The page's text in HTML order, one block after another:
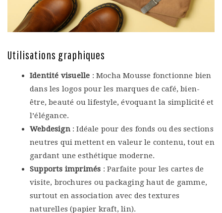
Utilisations graphiques
Identité visuelle : Mocha Mousse fonctionne bien
dans les logos pour les marques de café, bien-
être, beauté ou lifestyle, évoquant la simplicité et
l’élégance.
Webdesign: Idéale pour des fonds ou des sections
neutres qui mettent en valeur le contenu, tout en
gardant une esthétique moderne.
Supports imprimés : Parfaite pour les cartes de
visite, brochures ou packaging haut de gamme,
surtout en association avec des textures
naturelles (papier kraft, lin).